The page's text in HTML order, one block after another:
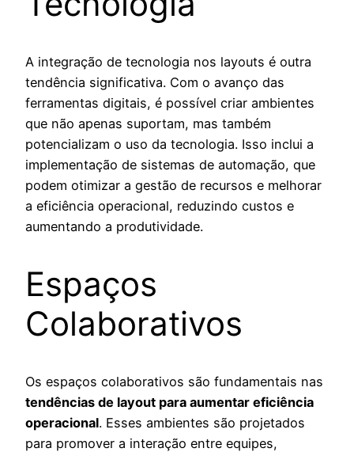
A integração de tecnologia nos layouts é outra
tendência significativa. Com o avanço das
ferramentas digitais, é possível criar ambientes
que não apenas suportam, mas também
potencializam o uso da tecnologia. Isso inclui a
implementação de sistemas de automação, que
podem otimizar a gestão de recursos e melhorar
a eficiência operacional, reduzindo custos e
aumentando a produtividade.
Espaços
Colaborativos
Os espaços colaborativos são fundamentais nas
tendências de layout para aumentar eficiência
operacional. Esses ambientes são projetados
para promover a interação entre equipes,